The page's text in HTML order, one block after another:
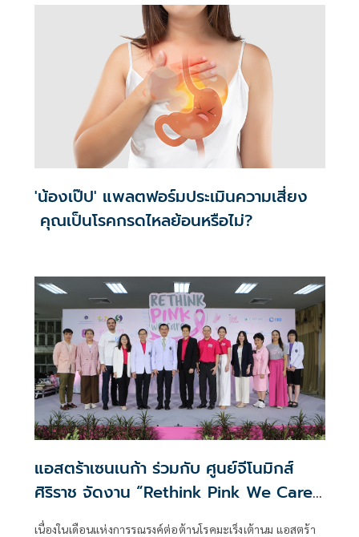
'น้องเป๊ป' แพลตฟอร์มประเมินความเสี่ยง
คุณเป็นโรคกรดไหลย้อนหรือไม่?
แอสตร้าเซนเนก้า ร่วมกับ ศูนย์จีโนมิกส์
ศิริราช จัดงาน “Rethink Pink We Care”
ปีที่ 2
เนื่องในเดือนแห่งการรณรงค์ต่อต้านโรคมะเร็งเต้านม แอสตร้า